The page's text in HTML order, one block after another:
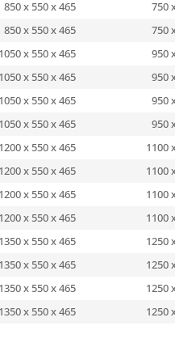
850 x 550 x 465 750
850 x 550 x 465 750
1050 x 550 x 465 950
1050 x 550 x 465 950
1050 x 550 x 465 950
1050 x 550 x 465 950
1200 x 550 x 465 1100
1200 x 550 x 465 1100
1200 x 550 x 465 1100
1200 x 550 x 465 1100
1350 x 550 x 465 1250
1350 x 550 x 465 1250
1350 x 550 x 465 1250
1350 x 550 x 465 1250